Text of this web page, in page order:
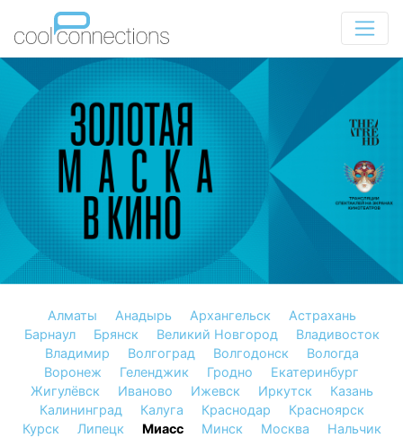
Алматы Анадырь Архангельск
Астрахань
Барнаул
Брянск Великий Новгород
Владивосток
Владимир
Волгоград Волгодонск
Вологда
Воронеж
Геленджик Гродно
Екатеринбург
Жигулёвск
Иваново Ижевск Иркутск
Казань
Калининград
Калуга Краснодар
Красноярск
Курск
Липецк Миасс Минск Москва
Нальчик